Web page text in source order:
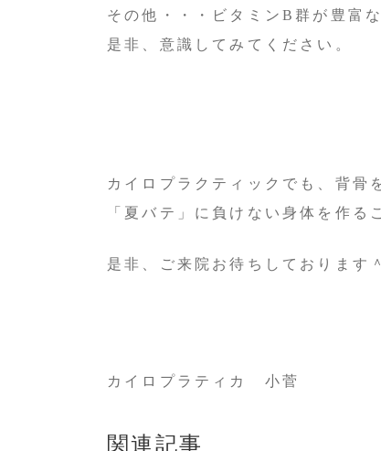
その他・・・ビタミンB群が豊富
是非、意識してみてください。
カイロプラクティックでも、背骨
「夏バテ」に負けない身体を作る
是非、ご来院お待ちしております
カイロプラティカ 小菅
関連記事